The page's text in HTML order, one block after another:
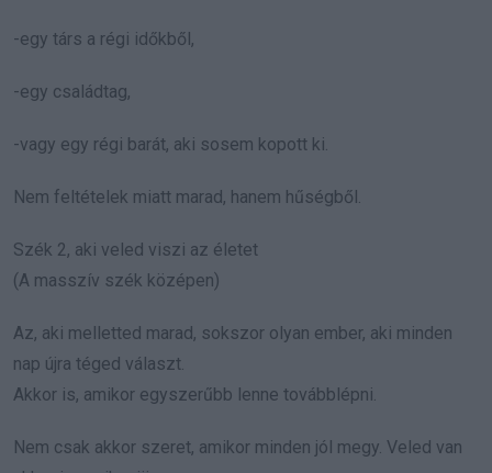
-egy társ a régi időkből,
-egy családtag,
-vagy egy régi barát, aki sosem kopott ki.
Nem feltételek miatt marad, hanem hűségből.
Szék 2, aki veled viszi az életet
(A masszív szék középen)
Az, aki melletted marad, sokszor olyan ember, aki minden
nap újra téged választ.
Akkor is, amikor egyszerűbb lenne továbblépni.
Nem csak akkor szeret, amikor minden jól megy. Veled van